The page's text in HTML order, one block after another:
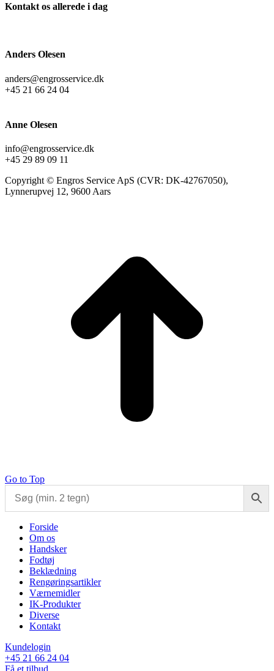
Kontakt os allerede i dag
Anders Olesen
anders@engrosservice.dk
+45 21 66 24 04
Anne Olesen
info@engrosservice.dk
+45 29 89 09 11
Copyright © Engros Service ApS (CVR: DK-42767050),
Lynnerupvej 12, 9600 Aars
Go to Top
Forside
Om os
Handsker
Fodtøj
Beklædning
Rengøringsartikler
Værnemidler
IK-Produkter
Diverse
Kontakt
Kundelogin
+45 21 66 24 04